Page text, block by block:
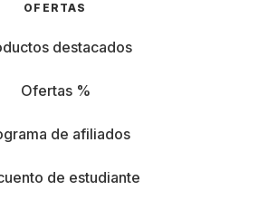
OFERTAS
destacados
Ofertas %
de afiliados
de estudiante